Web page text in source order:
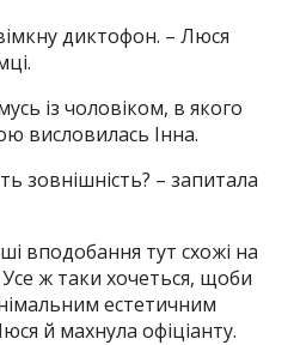
диктофон. – Люся
із чоловіком, в якого
висловилась Інна.
зовнішність? – запитала
вподобання тут схожі на
ж таки хочеться, щоби
естетичним
й махнула офіціанту.